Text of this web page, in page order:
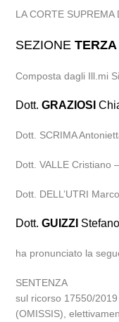
LA CORTE SUPREMA
SEZIONETERZA
Composta dagli Ill.mi
Dott.GRAZIOSI
Dott. SCRIMA
Dott. VALLE Cristiano
Dott. DELL’UTRI
Dott.GUIZZI
ha pronunciato la
SENTENZA
sul ricorso 17550/
(OMISSIS),